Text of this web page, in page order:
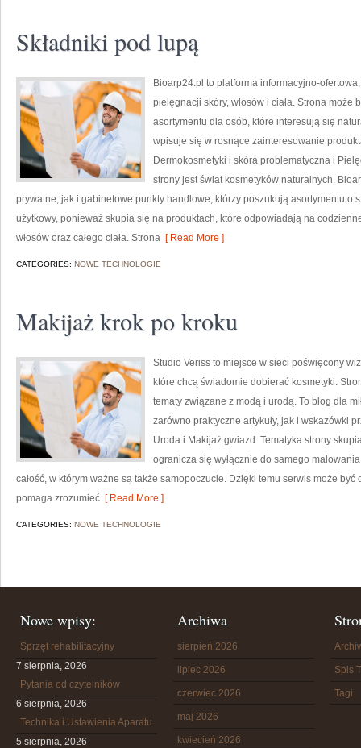
Składniki pod lupą
Bioarp24.pl to platforma informacyjno-
pielęgnacji skóry, włosów i ciała. Strona
asortymentu dla osób, które interesują się
wpisuje się w rosnące zainteresowanie
Dermokosmetyki i skóra problematyczna i
strony jest świat kosmetyków naturalnych.
prywatne, jak i gabinetowe punkty handlowe, którzy poszukują asortymentu o
użytkowy, ponieważ skupia się na produktach, które odpowiadają na
włosów oraz całego ciała. Strona [ Read More ]
CATEGORIES: NOWE TECHNOLOGIE
Makijaż krok po kroku
Studio Veriss to miejsce w sieci poświęcony
które chcą świadomie dobierać kosmetyki.
tematy związane z modą i urodą. To blog dla
zarówno praktyczne artykuły, jak i wskazówki
Uroda i Makijaż gwiazd. Tematyka strony
ogranicza się wyłącznie do samego
całość, w którym ważne są także samopoczucie. Dzięki temu serwis może
pomaga zrozumieć [ Read More ]
CATEGORIES: NOWE TECHNOLOGIE
Nowe wpisy:
Sprzęt rehabilitacyjny
7 sierpnia, 2026
Pytania od czytelników
6 sierpnia, 2026
Technika i Ustawienia Aparatu
5 sierpnia, 2026
Archiwa
sierpień 2026
lipiec 2026
czerwiec 2026
maj 2026
kwiecień 2026
Spis
Tagi